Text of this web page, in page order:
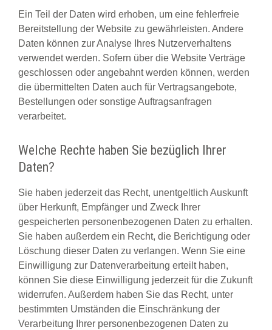
Ein Teil der Daten wird erhoben, um eine fehlerfreie
Bereitstellung der Website zu gewährleisten. Andere
Daten können zur Analyse Ihres Nutzerverhaltens
verwendet werden. Sofern über die Website Verträge
geschlossen oder angebahnt werden können, werden
die übermittelten Daten auch für Vertragsangebote,
Bestellungen oder sonstige Auftragsanfragen
verarbeitet.
Welche Rechte haben Sie bezüglich Ihrer
Daten?
Sie haben jederzeit das Recht, unentgeltlich Auskunft
über Herkunft, Empfänger und Zweck Ihrer
gespeicherten personenbezogenen Daten zu erhalten.
Sie haben außerdem ein Recht, die Berichtigung oder
Löschung dieser Daten zu verlangen. Wenn Sie eine
Einwilligung zur Datenverarbeitung erteilt haben,
können Sie diese Einwilligung jederzeit für die Zukunft
widerrufen. Außerdem haben Sie das Recht, unter
bestimmten Umständen die Einschränkung der
Verarbeitung Ihrer personenbezogenen Daten zu